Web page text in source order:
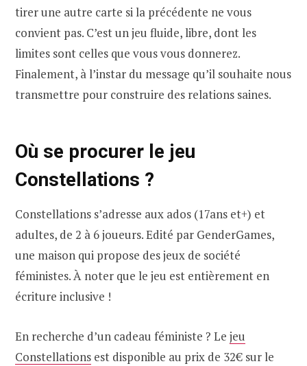
tirer une autre carte si la précédente ne vous
convient pas. C’est un jeu fluide, libre, dont les
limites sont celles que vous vous donnerez.
Finalement, à l’instar du message qu’il souhaite nous
transmettre pour construire des relations saines.
Où se procurer le jeu
Constellations ?
Constellations s’adresse aux ados (17ans et+) et
adultes, de 2 à 6 joueurs. Edité par GenderGames,
une maison qui propose des jeux de société
féministes. À noter que le jeu est entièrement en
écriture inclusive !
En recherche d’un cadeau féministe ? Le jeu
Constellations est disponible au prix de 32€ sur le